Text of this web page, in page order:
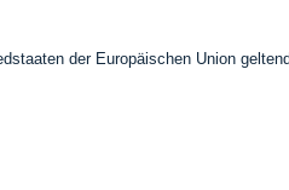
der Europäischen Union